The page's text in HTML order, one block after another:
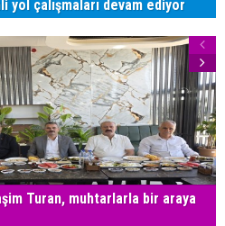
yol çalışmaları devam ediyor
Turan, muhtarlarla bir araya